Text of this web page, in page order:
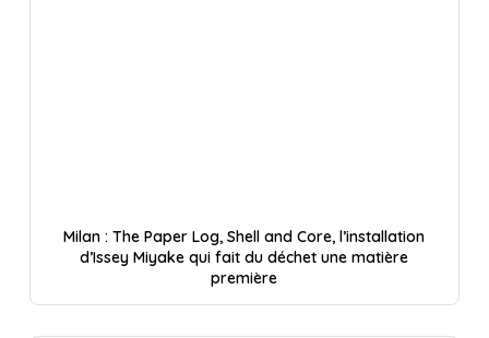
Milan : The Paper Log, Shell and Core, l’installation
d’Issey Miyake qui fait du déchet une matière
première